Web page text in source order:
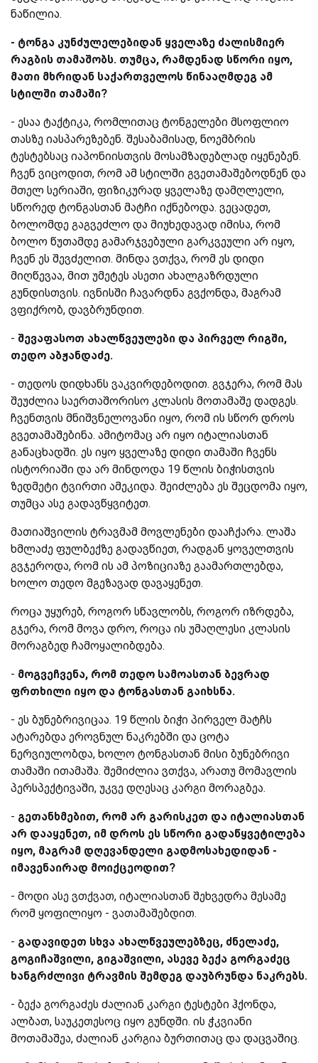
ნაწილია.
- ტონგა კუნძულელებიდან ყველაზე ძალისმიერ
რაგბის თამაშობს. თუმცა, რამდენად სწორი იყო,
მათი მხრიდან საქართველოს წინააღმდეგ ამ
სტილში თამაში?
- ესაა ტაქტიკა, რომლითაც ტონგელები მსოფლიო
თასზე იასპარეზებენ. შესაბამისად, ნოემბრის
ტესტებსაც იაპონიისთვის მოსამზადებლად იყენებენ.
ჩვენ ვიცოდით, რომ ამ სტილში გვეთამაშებოდნენ და
მთელ სერიაში, ფიზიკურად ყველაზე დამღლელი,
სწორედ ტონგასთან მატჩი იქნებოდა. ვეცადეთ,
ბოლომდე გაგვეძლო და მიუხედავად იმისა, რომ
ბოლო წუთამდე გამარჯვებული გარკვეული არ იყო,
ჩვენ ეს შევძელით. მინდა ვთქვა, რომ ეს დიდი
მიღწევაა, მით უმეტეს ასეთი ახალგაზრდული
გუნდისთვის. ივნისში ჩავარდნა გვქონდა, მაგრამ
ვფიქრობ, დავბრუნდით.
- შევაფასოთ ახალწვეულები და პირველ რიგში,
თედო აბჟანდაძე.
- თედოს დიდხანს ვაკვირდებოდით. გვჯერა, რომ მას
შეუძლია საერთაშორისო კლასის მოთამაშე დადგეს.
ჩვენთვის მნიშვნელოვანი იყო, რომ ის სწორ დროს
გვეთამაშებინა. ამიტომაც არ იყო იტალიასთან
განაცხადში. ეს იყო ყველაზე დიდი თამაში ჩვენს
ისტორიაში და არ მინდოდა 19 წლის ბიჭისთვის
ზედმეტი ტვირთი ამეკიდა. შეიძლება ეს შეცდომა იყო,
თუმცა ასე გადავწყვიტეთ.
მათიაშვილის ტრავმამ მოვლენები დააჩქარა. ლაშა
ხმლაძე ფულბექზე გადავწიეთ, რადგან ყოველთვის
გვჯეროდა, რომ ის ამ პოზიციაზე გაამართლებდა,
ხოლო თედო მგეზავად დავაყენეთ.
როცა უყურებ, როგორ სწავლობს, როგორ იზრდება,
გჯერა, რომ მოვა დრო, როცა ის უმაღლესი კლასის
მორაგბედ ჩამოყალიბდება.
- მოგვეჩვენა, რომ თედო სამოასთან ბევრად
ფრთხილი იყო და ტონგასთან გაიხსნა.
- ეს ბუნებრივიცაა. 19 წლის ბიჭი პირველ მატჩს
ატარებდა ეროვნულ ნაკრებში და ცოტა
ნერვიულობდა, ხოლო ტონგასთან მისი ბუნებრივი
თამაში ითამაშა. შემიძლია ვთქვა, არათუ მომავლის
პერსპექტივაში, უკვე დღესაც კარგი მორაგბეა.
- გეთანხმებით, რომ არ გარისკეთ და იტალიასთან
არ დააყენეთ, იმ დროს ეს სწორი გადაწყვეტილება
იყო, მაგრამ დღევანდელი გადმოსახედიდან -
იმავენაირად მოიქცეოდით?
- მოდი ასე ვთქვათ, იტალიასთან შეხვედრა მესამე
რომ ყოფილიყო - ვათამაშებდით.
- გადავიდეთ სხვა ახალწვეულებზეც, ძნელაძე,
გოგიჩაშვილი, გიგაშვილი, ასევე ბექა გორგაძეც
ხანგრძლივი ტრავმის შემდეგ დაუბრუნდა ნაკრებს.
- ბექა გორგაძეს ძალიან კარგი ტესტები ჰქონდა,
ალბათ, საუკეთესოც იყო გუნდში. ის ჭკვიანი
მოთამაშეა, ძალიან კარგია ბურთითაც და დაცვაშიც.